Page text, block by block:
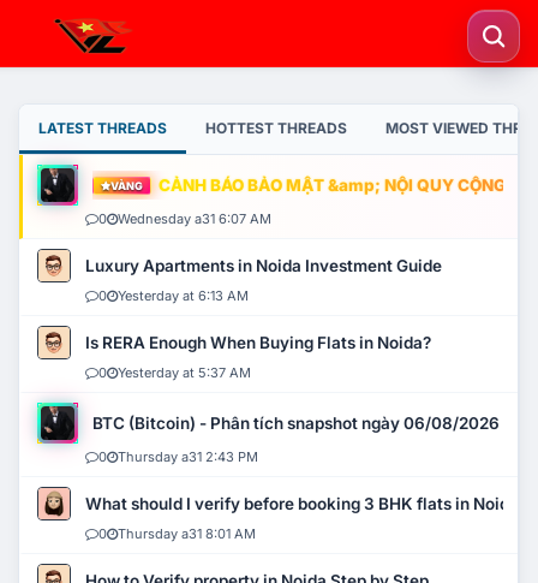
LATEST THREADS HOTTEST THREADS MOST VIEWED
VÀNG CẢNH BÁO BẢO MẬT &amp; NỘI QUY CỘNG
0 Wednesday a31 6:07 AM
Luxury Apartments in Noida Investment Guide
0 Yesterday at 6:13 AM
Is RERA Enough When Buying Flats in Noida?
0 Yesterday at 5:37 AM
BTC (Bitcoin) - Phân tích snapshot ngày 06/08/2026
0 Thursday a31 2:43 PM
What should I verify before booking 3 BHK flats in Noida?
0 Thursday a31 8:01 AM